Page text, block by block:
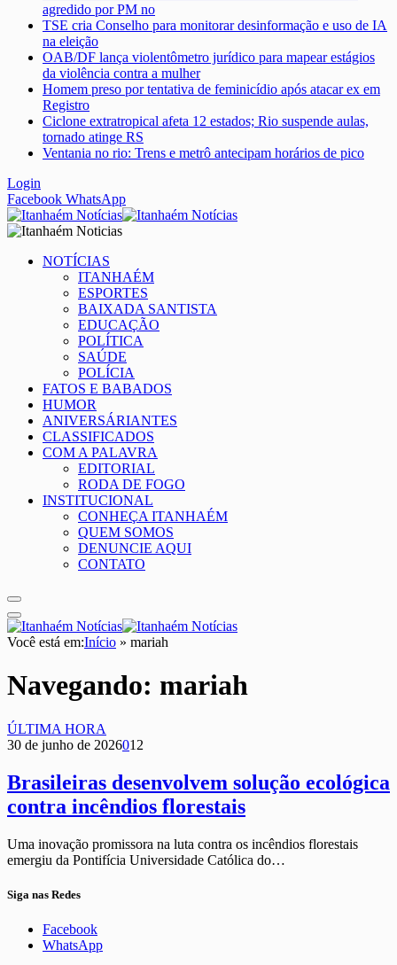
agredido por PM no
TSE cria Conselho para monitorar desinformação e uso de IA
na eleição
OAB/DF lança violentômetro jurídico para mapear estágios
da violência contra a mulher
Homem preso por tentativa de feminicídio após atacar ex em
Registro
Ciclone extratropical afeta 12 estados; Rio suspende aulas,
tornado atinge RS
Ventania no rio: Trens e metrô antecipam horários de pico
Login
Facebook WhatsApp
NOTÍCIAS
ITANHAÉM
ESPORTES
BAIXADA SANTISTA
EDUCAÇÃO
POLÍTICA
SAÚDE
POLÍCIA
FATOS E BABADOS
HUMOR
ANIVERSÁRIANTES
CLASSIFICADOS
COM A PALAVRA
EDITORIAL
RODA DE FOGO
INSTITUCIONAL
CONHEÇA ITANHAÉM
QUEM SOMOS
DENUNCIE AQUI
CONTATO
Você está em:Início » mariah
Navegando: mariah
ÚLTIMA HORA
30 de junho de 2026012
Brasileiras desenvolvem solução ecológica
contra incêndios florestais
Uma inovação promissora na luta contra os incêndios florestais
emergiu da Pontifícia Universidade Católica do…
Siga nas Redes
Facebook
WhatsApp